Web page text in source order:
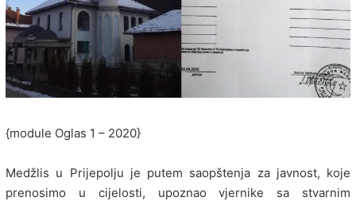
{module Oglas 1 – 2020}
Medžlis u Prijepolju je putem saopštenja za javnost, koje
prenosimo u cijelosti, upoznao vjernike sa stvarnim